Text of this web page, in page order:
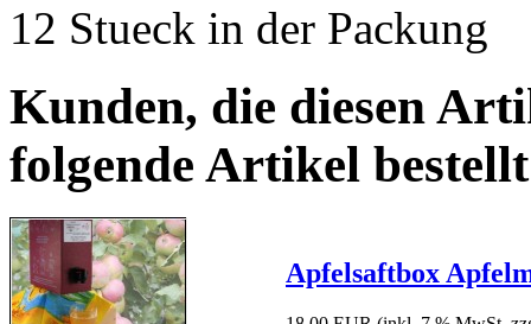
12 Stueck in der Packung
Kunden, die diesen
folgende Artikel
Apfelsaftbox